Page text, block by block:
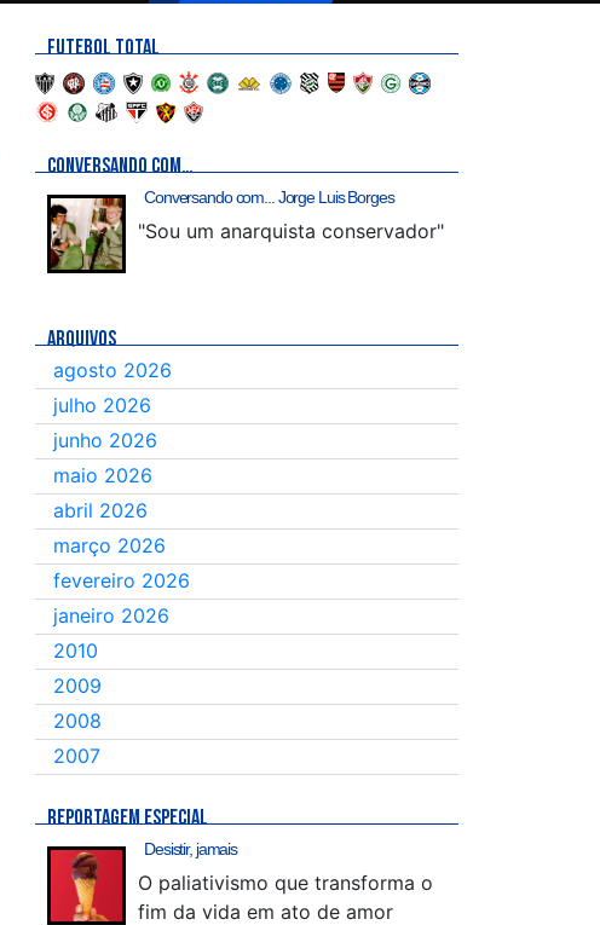
FUTEBOL TOTAL
CONVERSANDO COM…
Conversando com... Jorge Luis Borges
"Sou um anarquista conservador"
ARQUIVOS
agosto 2026
julho 2026
junho 2026
maio 2026
abril 2026
março 2026
fevereiro 2026
janeiro 2026
2010
2009
2008
2007
REPORTAGEM ESPECIAL
Desistir, jamais
O paliativismo que transforma o
fim da vida em ato de amor